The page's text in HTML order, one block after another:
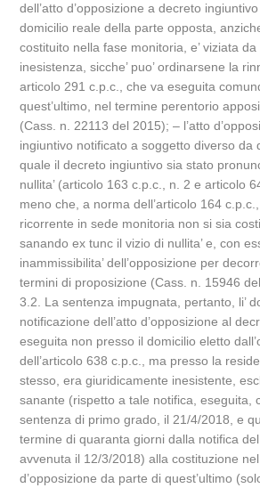
dell’atto d’opposizione a decreto
domicilio reale della parte opposta,
costituito nella fase monitoria, e’ viziata da
inesistenza, sicche’ puo’ ordinarsene la
articolo 291 c.p.c., che va eseguita
quest’ultimo, nel termine perentorio
(Cass. n. 22113 del 2015); – l’atto
ingiuntivo notificato a soggetto diverso da
quale il decreto ingiuntivo sia stato
nullita’ (articolo 163 c.p.c., n. 2 e articolo
meno che, a norma dell’articolo 164
ricorrente in sede monitoria non si sia
sanando ex tunc il vizio di nullita’ e, con
inammissibilita’ dell’opposizione per
termini di proposizione (Cass. n. 15946
3.2. La sentenza impugnata, pertanto, li’
notificazione dell’atto d’opposizione al
eseguita non presso il domicilio eletto
dell’articolo 638 c.p.c., ma presso la
stesso, era giuridicamente inesistente,
sanante (rispetto a tale notifica, eseguita,
sentenza di primo grado, il 21/4/2018, e
termine di quaranta giorni dalla notifica
avvenuta il 12/3/2018) alla costituzione
d’opposizione da parte di quest’ultimo